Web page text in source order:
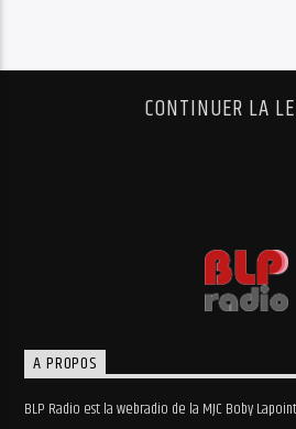
CONTINUER LA
A PROPOS
BLP Radio est la webradio de la MJC Boby